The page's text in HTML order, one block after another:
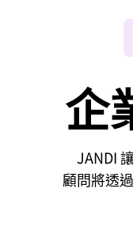
企
JANDI
顧問將透